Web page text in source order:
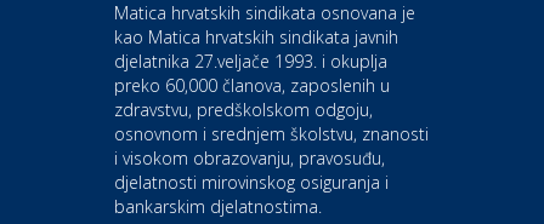
Bistrica
Auto-moto i tehnika
CIAK Auto d.o.o.
Kultura i edukacija
Kazalište Gavella
Matica hrvatskih sindikata osnovana je
kao Matica hrvatskih sindikata javnih
djelatnika 27.veljače 1993. i okuplja
preko 60,000 članova, zaposlenih u
zdravstvu, predškolskom odgoju,
osnovnom i srednjem školstvu, znanosti
i visokom obrazovanju, pravosuđu,
djelatnosti mirovinskog osiguranja i
bankarskim djelatnostima.